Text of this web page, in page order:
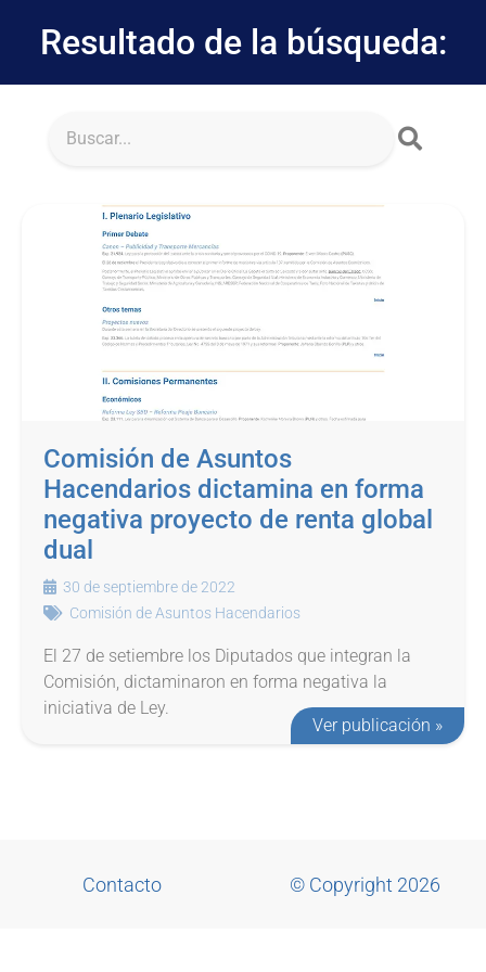
Resultado de la búsqueda:
Comisión de Asuntos
Hacendarios dictamina en forma
negativa proyecto de renta global
dual
30 de septiembre de 2022
Comisión de Asuntos Hacendarios
El 27 de setiembre los Diputados que integran la
Comisión, dictaminaron en forma negativa la
iniciativa de Ley.
Ver publicación »
Contacto © Copyright 2026